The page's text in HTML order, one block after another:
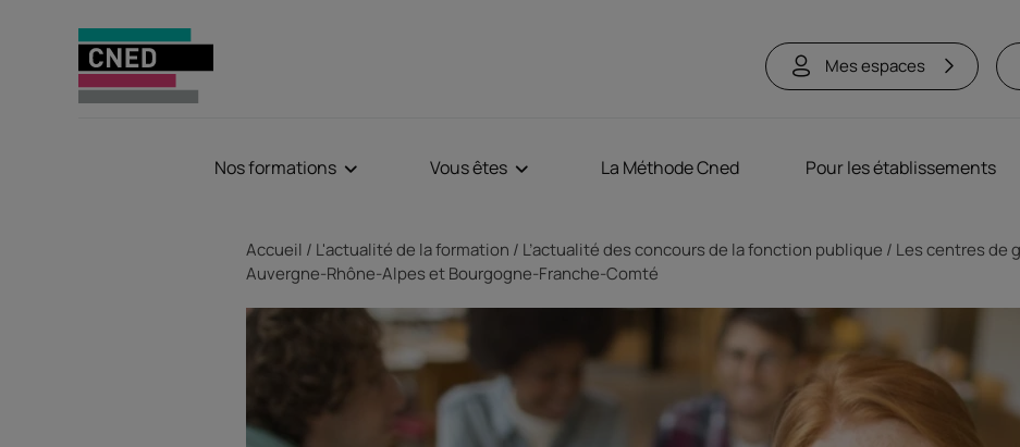
Mes espaces
Nos formations Vous êtes La Méthode Cned Pour les établissements
Accueil L'actualité de la formation L’actualité des concours de la fonction publique
Les centres de
Auvergne-Rhône-Alpes et Bourgogne-Franche-Comté